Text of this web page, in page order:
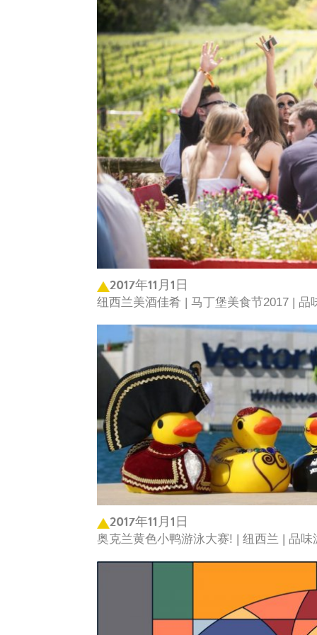
2017年11月1日
纽西兰美酒佳肴 | 马丁堡美食节2017 | 品
2017年11月1日
奥克兰黄色小鸭游泳大赛! | 纽西兰 | 品味